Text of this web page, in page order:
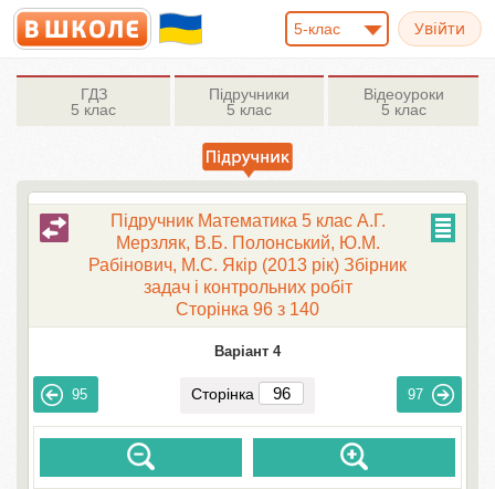
5-клас
ГДЗ
5 клас
Підручники
5 клас
Відеоуроки
5 клас
Підручник Математика 5 клас А.Г.
Мерзляк, В.Б. Полонський, Ю.М.
Рабінович, М.С. Якір (2013 рік) Збірник
задач і контрольних робіт
Сторінка 96 з 140
Варіант 4
95 Сторінка 97